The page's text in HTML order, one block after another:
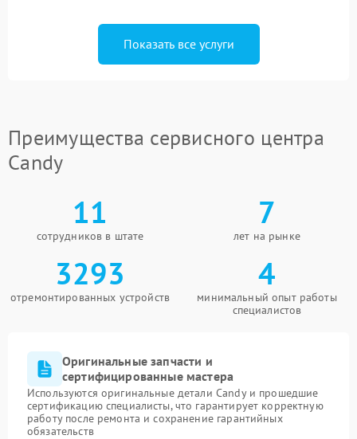
Показать все услуги
Преимущества сервисного центра
Candy
11
сотрудников в штате
7
лет на рынке
3293
отремонтированных устройств
4
минимальный опыт работы
специалистов
Оригинальные запчасти и
сертифицированные мастера
Используются оригинальные детали Candy и прошедшие
сертификацию специалисты, что гарантирует корректную
работу после ремонта и сохранение гарантийных
обязательств